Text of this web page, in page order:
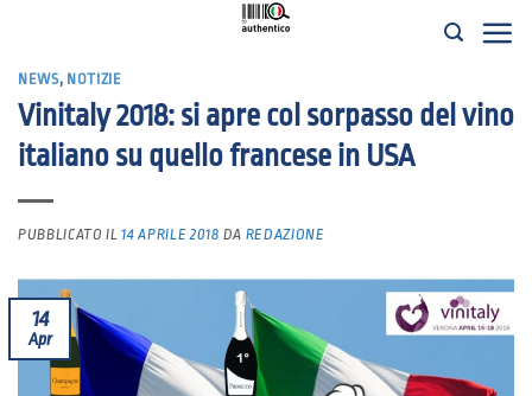
contenuti
NEWS, NOTIZIE
Vinitaly 2018: si apre col sorpasso del vino
italiano su quello francese in USA
PUBBLICATO IL14 APRILE 2018 DA REDAZIONE
14
Apr